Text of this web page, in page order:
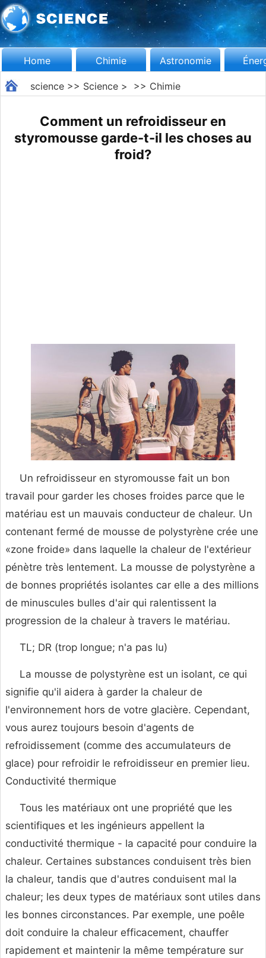
Home Chimie Astronomie
science>> Science> >> Chimie
Comment un refroidisseur en
styromousse garde-t-il les choses au
froid?
Un refroidisseur en styromousse fait un bon
travail pour garder les choses froides parce que le
matériau est un mauvais conducteur de chaleur. Un
contenant fermé de mousse de polystyrène crée une
«zone froide» dans laquelle la chaleur de l'extérieur
pénètre très lentement. La mousse de polystyrène a
de bonnes propriétés isolantes car elle a des millions
de minuscules bulles d'air qui ralentissent la
progression de la chaleur à travers le matériau.
TL; DR (trop longue; n'a pas lu)
La mousse de polystyrène est un isolant, ce qui
signifie qu'il aidera à garder la chaleur de
l'environnement hors de votre glacière. Cependant,
vous aurez toujours besoin d'agents de
refroidissement (comme des accumulateurs de
glace) pour refroidir le refroidisseur en premier lieu.
Conductivité thermique
Tous les matériaux ont une propriété que les
scientifiques et les ingénieurs appellent la
conductivité thermique - la capacité pour conduire la
chaleur. Certaines substances conduisent très bien
la chaleur, tandis que d'autres conduisent mal la
chaleur; les deux types de matériaux sont utiles dans
les bonnes circonstances. Par exemple, une poêle
doit conduire la chaleur efficacement, chauffer
rapidement et maintenir la même température sur